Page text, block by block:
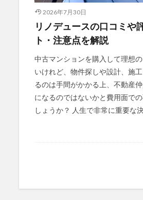
2026年7月30日
リノデュースの口コミや
ト・注意点を解説
中古マンションを購入して理想
いけれど、物件探しや設計、施
るのは手間がかかる上、不動産
になるのではないかと費用面で
しょうか？ 人生で非常に重要な